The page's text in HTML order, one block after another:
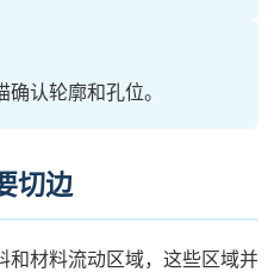
认轮廓和孔位。
切边
和材料流动区域，这些区域并